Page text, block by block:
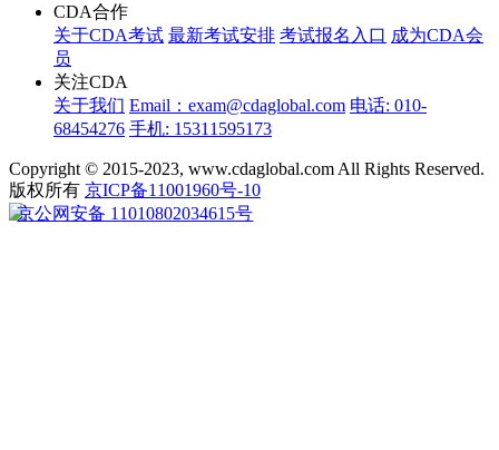
CDA合作
关于CDA考试 最新考试安排 考试报名入口 成为CDA会
员
关注CDA
关于我们 Email：exam@cdaglobal.com 电话: 010-
68454276 手机: 15311595173
Copyright © 2015-2023, www.cdaglobal.com All Rights Reserved.
版权所有 京ICP备11001960号-10
京公网安备 11010802034615号